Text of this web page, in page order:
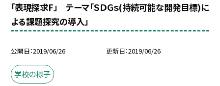
「表現探求F」 テーマ「ＳＤＧｓ(持続可能な開発目標)に
よる課題探究の導入」
公開日 2019/06/26 更新日 2019/06/26
学校の様子